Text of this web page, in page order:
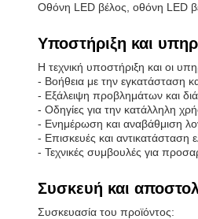
Οθόνη LED βέλος, οθόνη LED
Υποστήριξη και
Η τεχνική υποστήριξη και οι
- Βοήθεια με την εγκατάσταση
- Εξάλειψη προβλημάτων και
- Οδηγίες για την κατάλληλη
- Ενημέρωση και αναβάθμιση
- Επισκευές και αντικατάσταση
- Τεχνικές συμβουλές για
Συσκευή και
Συσκευασία του προϊόντος: